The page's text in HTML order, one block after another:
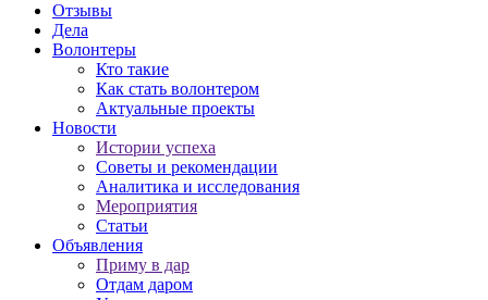
Отзывы
Дела
Волонтеры
Кто такие
Как стать волонтером
Актуальные проекты
Новости
Истории успеха
Советы и рекомендации
Аналитика и исследования
Мероприятия
Статьи
Объявления
Приму в дар
Отдам даром